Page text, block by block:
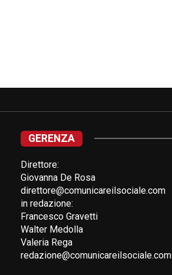
GERENZA
Direttore:
Giovanna De Rosa
direttore@comunicareilsociale.com
in redazione:
Francesco Gravetti
Walter Medolla
Valeria Rega
redazione@comunicareilsociale.com